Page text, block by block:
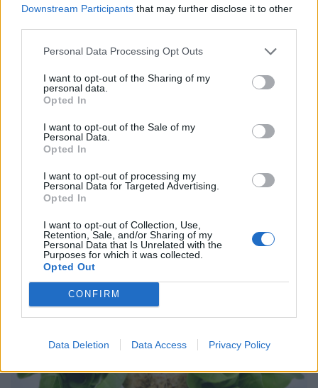
Downstream Participants that may further disclose it to other
Personal Data Processing Opt Outs
I want to opt-out of the Sharing of my
personal data.
Opted In
I want to opt-out of the Sale of my
Personal Data.
Opted In
I want to opt-out of processing my
Personal Data for Targeted Advertising.
Opted In
I want to opt-out of Collection, Use,
Retention, Sale, and/or Sharing of my
Personal Data that Is Unrelated with the
Purposes for which it was collected.
Opted Out
CONFIRM
Data Deletion Data Access Privacy Policy
ΕΥ ΖΗΝ 05/08/2026 - 06:28